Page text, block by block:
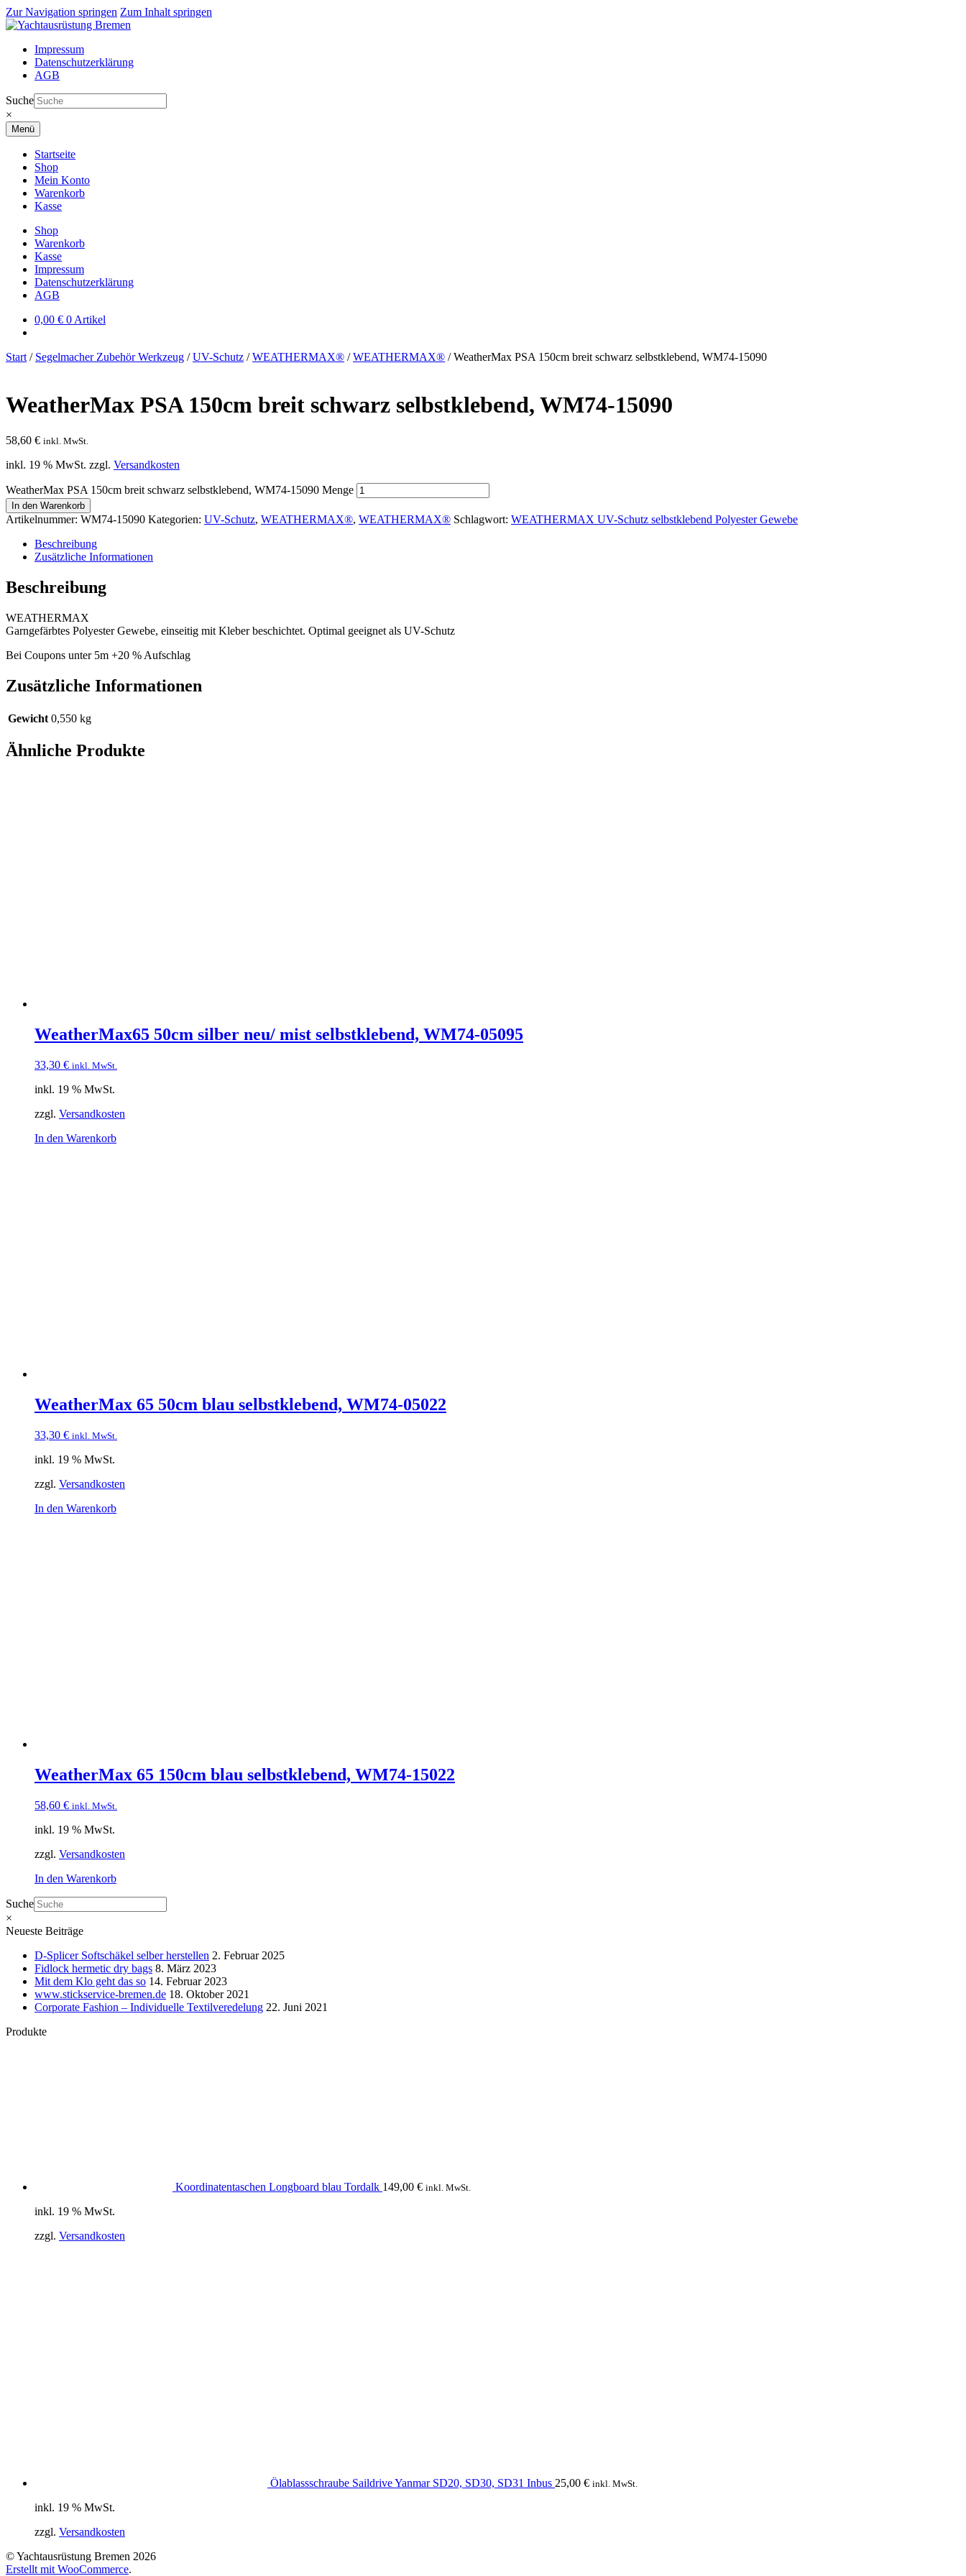
Zur Navigation springen Zum Inhalt springen
Impressum
Datenschutzerklärung
AGB
Suche
×
Menü
Startseite
Shop
Mein Konto
Warenkorb
Kasse
Shop
Warenkorb
Kasse
Impressum
Datenschutzerklärung
AGB
0,00 € 0 Artikel
Start / Segelmacher Zubehör Werkzeug /UV-Schutz /WEATHERMAX® /WEATHERMAX® /WeatherMax PSA 150cm breit schwarz selbstklebend, WM74-15090
WeatherMax PSA 150cm breit schwarz selbstklebend, WM74-15090
58,60 € inkl. MwSt.
inkl. 19 % MwSt. zzgl. Versandkosten
WeatherMax PSA 150cm breit schwarz selbstklebend, WM74-15090 Menge
In den Warenkorb
Artikelnummer: WM74-15090 Kategorien: UV-Schutz, WEATHERMAX®, WEATHERMAX® Schlagwort: WEATHERMAX UV-Schutz selbstklebend Polyester Gewebe
Beschreibung
Zusätzliche Informationen
Beschreibung
WEATHERMAX
Garngefärbtes Polyester Gewebe, einseitig mit Kleber beschichtet. Optimal geeignet als UV-Schutz
Bei Coupons unter 5m +20 % Aufschlag
Zusätzliche Informationen
Gewicht 0,550 kg
Ähnliche Produkte
WeatherMax65 50cm silber neu/ mist selbstklebend, WM74-05095
33,30 € inkl. MwSt.
inkl. 19 % MwSt.
zzgl. Versandkosten
In den Warenkorb
WeatherMax 65 50cm blau selbstklebend, WM74-05022
33,30 € inkl. MwSt.
inkl. 19 % MwSt.
zzgl. Versandkosten
In den Warenkorb
WeatherMax 65 150cm blau selbstklebend, WM74-15022
58,60 € inkl. MwSt.
inkl. 19 % MwSt.
zzgl. Versandkosten
In den Warenkorb
Suche
×
Neueste Beiträge
D-Splicer Softschäkel selber herstellen 2. Februar 2025
Fidlock hermetic dry bags 8. März 2023
Mit dem Klo geht das so 14. Februar 2023
www.stickservice-bremen.de 18. Oktober 2021
Corporate Fashion – Individuelle Textilveredelung 22. Juni 2021
Produkte
Koordinatentaschen Longboard blau Tordalk 149,00 € inkl. MwSt.
inkl. 19 % MwSt.
zzgl. Versandkosten
Ölablassschraube Saildrive Yanmar SD20, SD30, SD31 Inbus 25,00 € inkl. MwSt.
inkl. 19 % MwSt.
zzgl. Versandkosten
© Yachtausrüstung Bremen 2026
Erstellt mit WooCommerce.